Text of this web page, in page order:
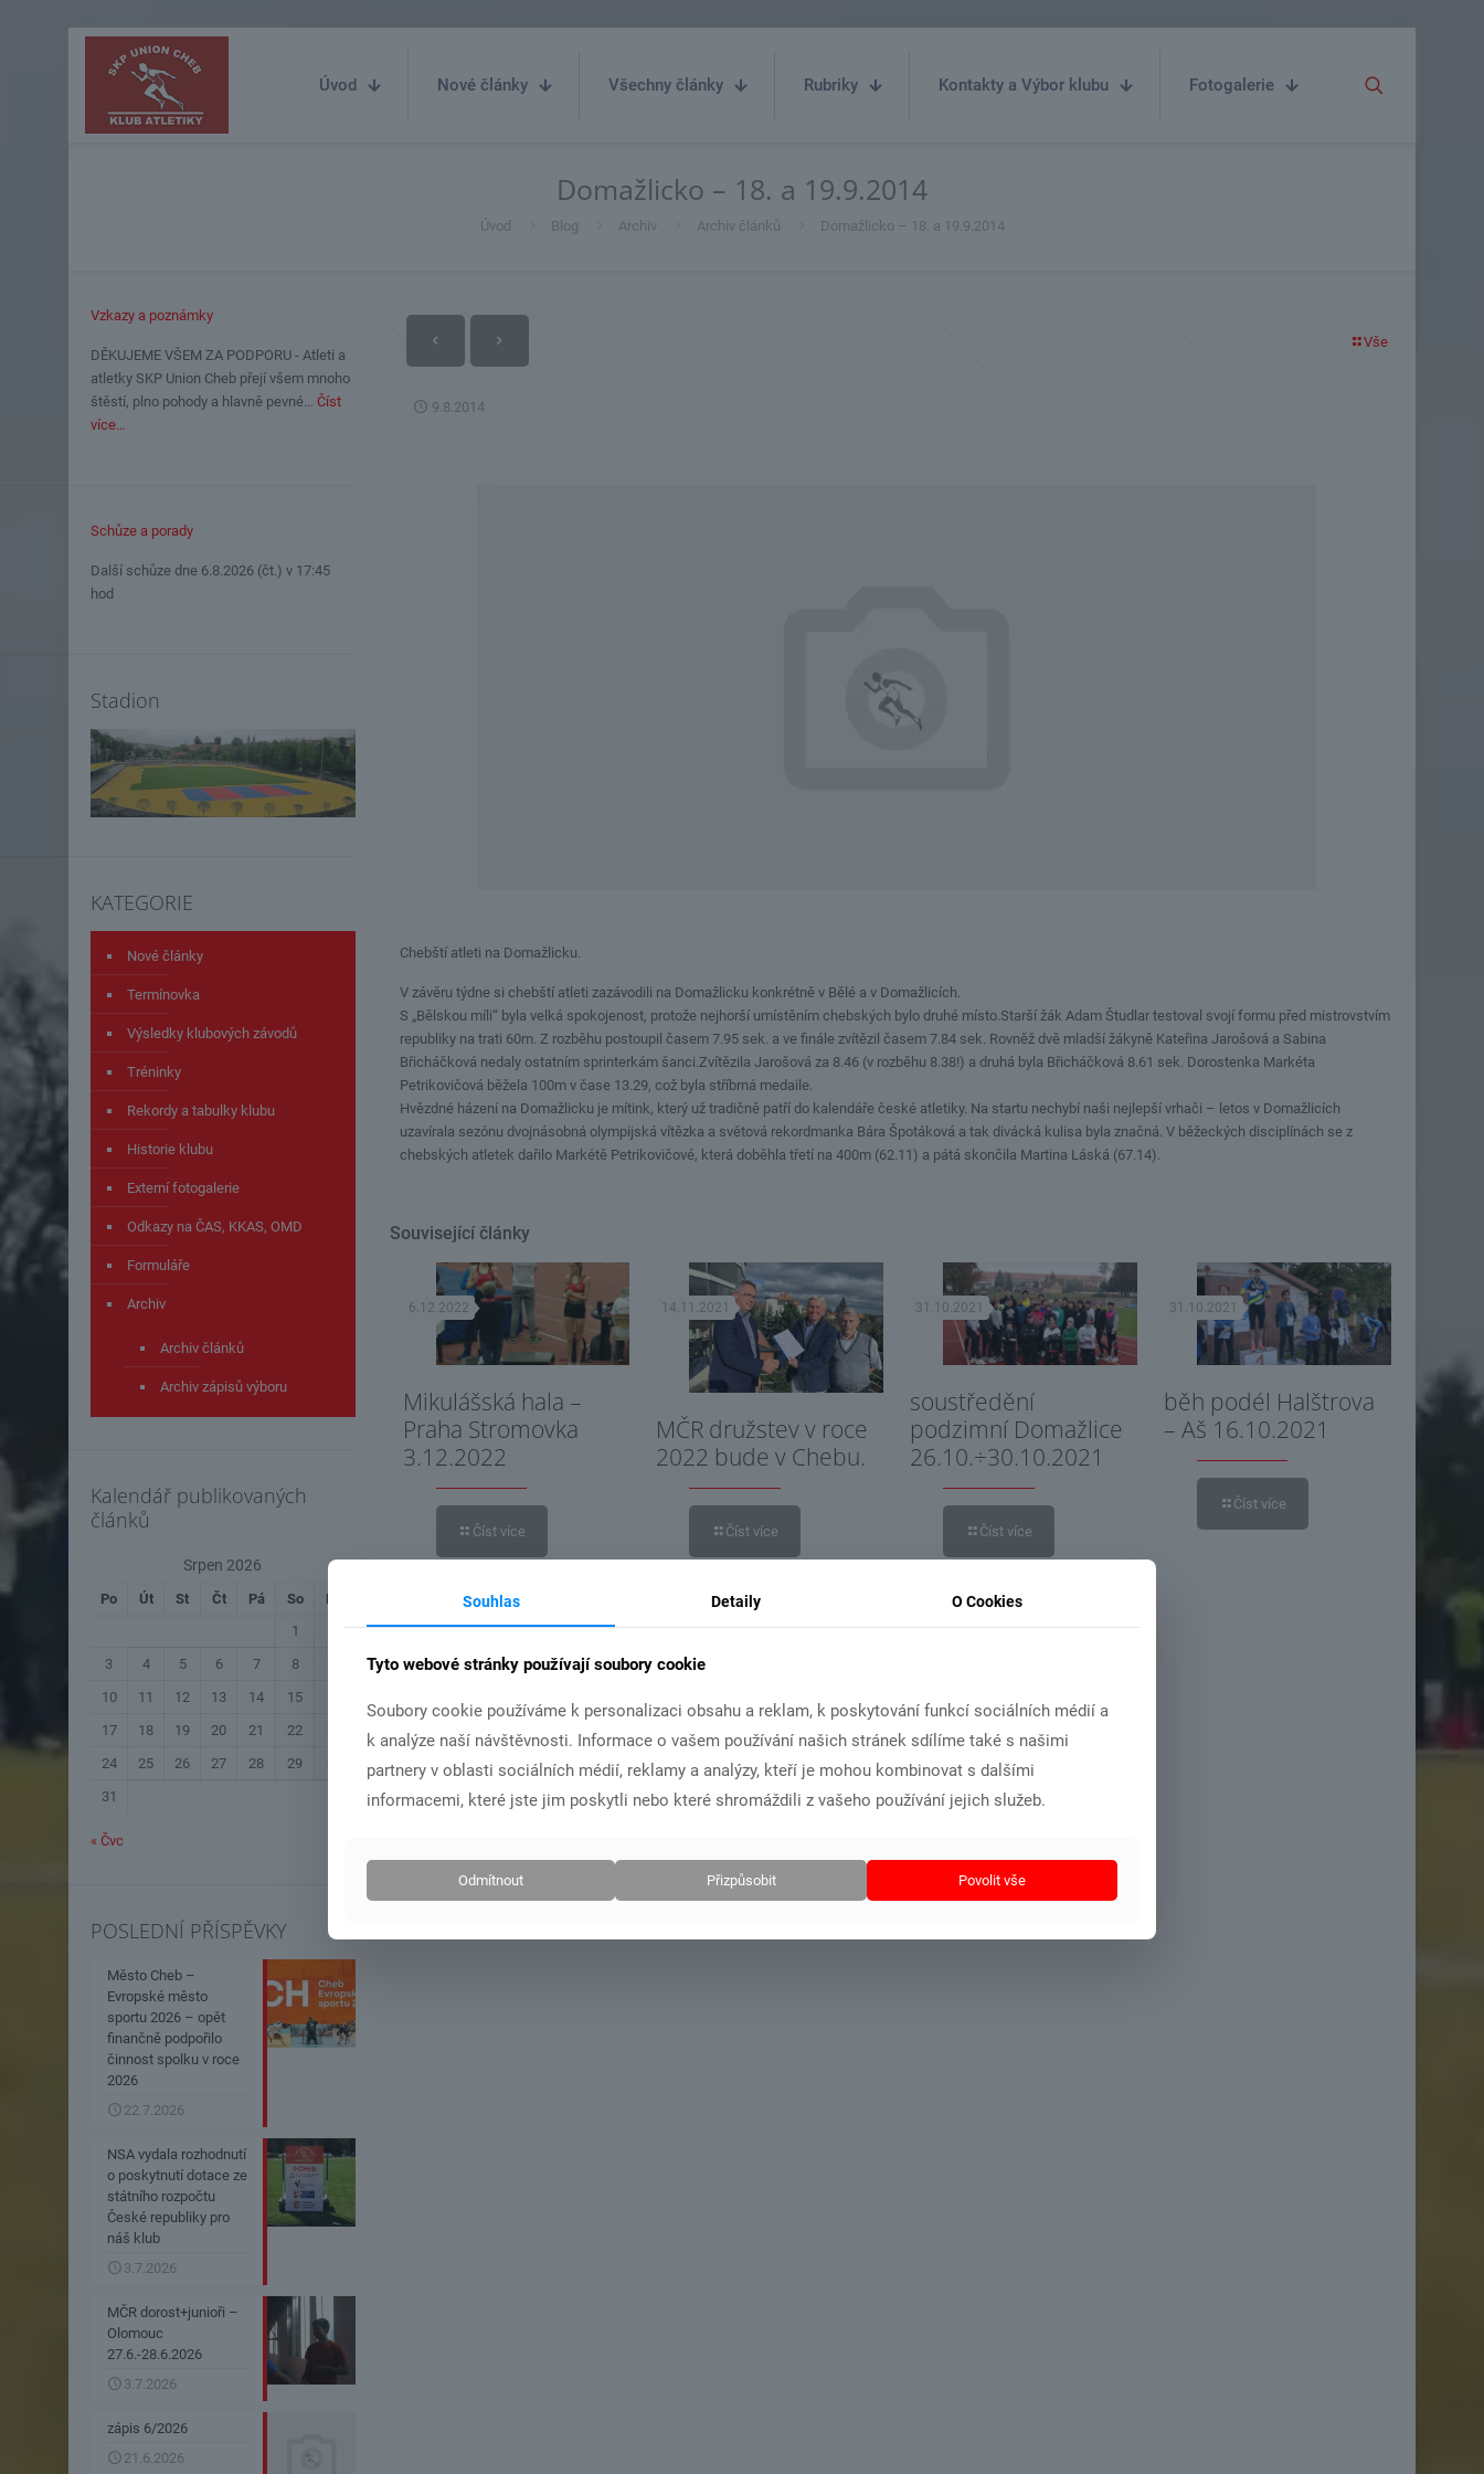
Úvod Nové články Všechny články Rubriky Kontakty a Výbor klubu Fotogalerie
Domažlicko – 18. a 19.9.2014
Úvod Blog Archiv Archiv článků Domažlicko – 18. a 19.9.2014
Vše
9.8.2014
Chebští atleti na Domažlicku.
V závěru týdne si chebští atleti zazávodili na Domažlicku konkrétně v Bělé a v Domažlicích.
S „Bělskou míli“ byla velká spokojenost, protože nejhorší umístěním chebských bylo druhé místo.Starší žák Adam Študlar testoval svojí formu před mistrovstvím
republiky na trati 60m. Z rozběhu postoupil časem 7.95 sek. a ve finále zvítězil časem 7.84 sek. Rovněž dvě mladší žákyně Kateřina Jarošová a Sabina
Břicháčková nedaly ostatním sprinterkám šanci.Zvítězila Jarošová za 8.46 (v rozběhu 8.38!) a druhá byla Břicháčková 8.61 sek. Dorostenka Markéta
Petrikovičová běžela 100m v čase 13.29, což byla stříbrná medaile.
Hvězdné házení na Domažlicku je mítink, který už tradičně patří do kalendáře české atletiky. Na startu nechybí naši nejlepší vrhači – letos v Domažlicích
uzavírala sezónu dvojnásobná olympijská vítězka a světová rekordmanka Bára Špotáková a tak divácká kulisa byla značná. V běžeckých disciplínách se z
chebských atletek dařilo Markétě Petrikovičové, která doběhla třetí na 400m (62.11) a pátá skončila Martina Láská (67.14).
Související články
6.12.2022
Mikulášská hala –
Praha Stromovka
3.12.2022
Číst více
14.11.2021
MČR družstev v roce
2022 bude v Chebu.
Číst více
31.10.2021
soustředění
podzimní Domažlice
26.10.÷30.10.2021
Číst více
31.10.2021
běh podél Halštrova
– Aš 16.10.2021
Číst více
Vzkazy a poznámky
DĚKUJEME VŠEM ZA PODPORU - Atleti a
atletky SKP Union Cheb přejí všem mnoho
štěstí, plno pohody a hlavně pevné… Číst
více…
Schůze a porady
Další schůze dne 6.8.2026 (čt.) v 17:45
hod
Stadion
KATEGORIE
Nové články
Termínovka
Výsledky klubových závodů
Tréninky
Rekordy a tabulky klubu
Historie klubu
Externí fotogalerie
Odkazy na ČAS, KKAS, OMD
Formuláře
Archiv
Archiv článků
Archiv zápisů výboru
Kalendář publikovaných
článků
Srpen 2026
Po Út St Čt Pá So
Ne
1
3
4 5 6 7 8
10
11 12 13 14 15
17
18 19 20 21 22
24
25 26 27 28 29
31
« Čvc
POSLEDNÍ PŘÍSPĚVKY
Město Cheb –
Evropské město
sportu 2026 – opět
finančně podpořilo
činnost spolku v roce
2026
22.7.2026
NSA vydala rozhodnutí
o poskytnutí dotace ze
státního rozpočtu
České republiky pro
náš klub
3.7.2026
MČR dorost+junioři –
Olomouc
27.6.-28.6.2026
3.7.2026
zápis 6/2026
21.6.2026
Souhlas Detaily O Cookies
Tyto webové stránky používají soubory cookie
Soubory cookie používáme k personalizaci obsahu a reklam, k poskytování funkcí sociálních médií a
k analýze naší návštěvnosti. Informace o vašem používání našich stránek sdílíme také s našimi
partnery v oblasti sociálních médií, reklamy a analýzy, kteří je mohou kombinovat s dalšími
informacemi, které jste jim poskytli nebo které shromáždili z vašeho používání jejich služeb.
Odmítnout Přizpůsobit Povolit vše